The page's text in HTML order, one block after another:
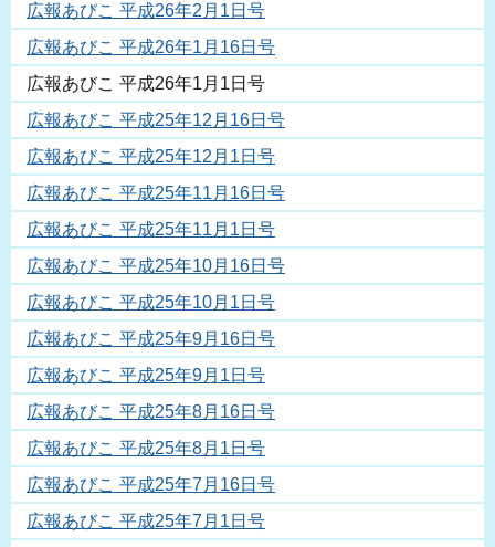
広報あびこ 平成26年2月1日号
広報あびこ 平成26年1月16日号
広報あびこ 平成26年1月1日号
広報あびこ 平成25年12月16日号
広報あびこ 平成25年12月1日号
広報あびこ 平成25年11月16日号
広報あびこ 平成25年11月1日号
広報あびこ 平成25年10月16日号
広報あびこ 平成25年10月1日号
広報あびこ 平成25年9月16日号
広報あびこ 平成25年9月1日号
広報あびこ 平成25年8月16日号
広報あびこ 平成25年8月1日号
広報あびこ 平成25年7月16日号
広報あびこ 平成25年7月1日号